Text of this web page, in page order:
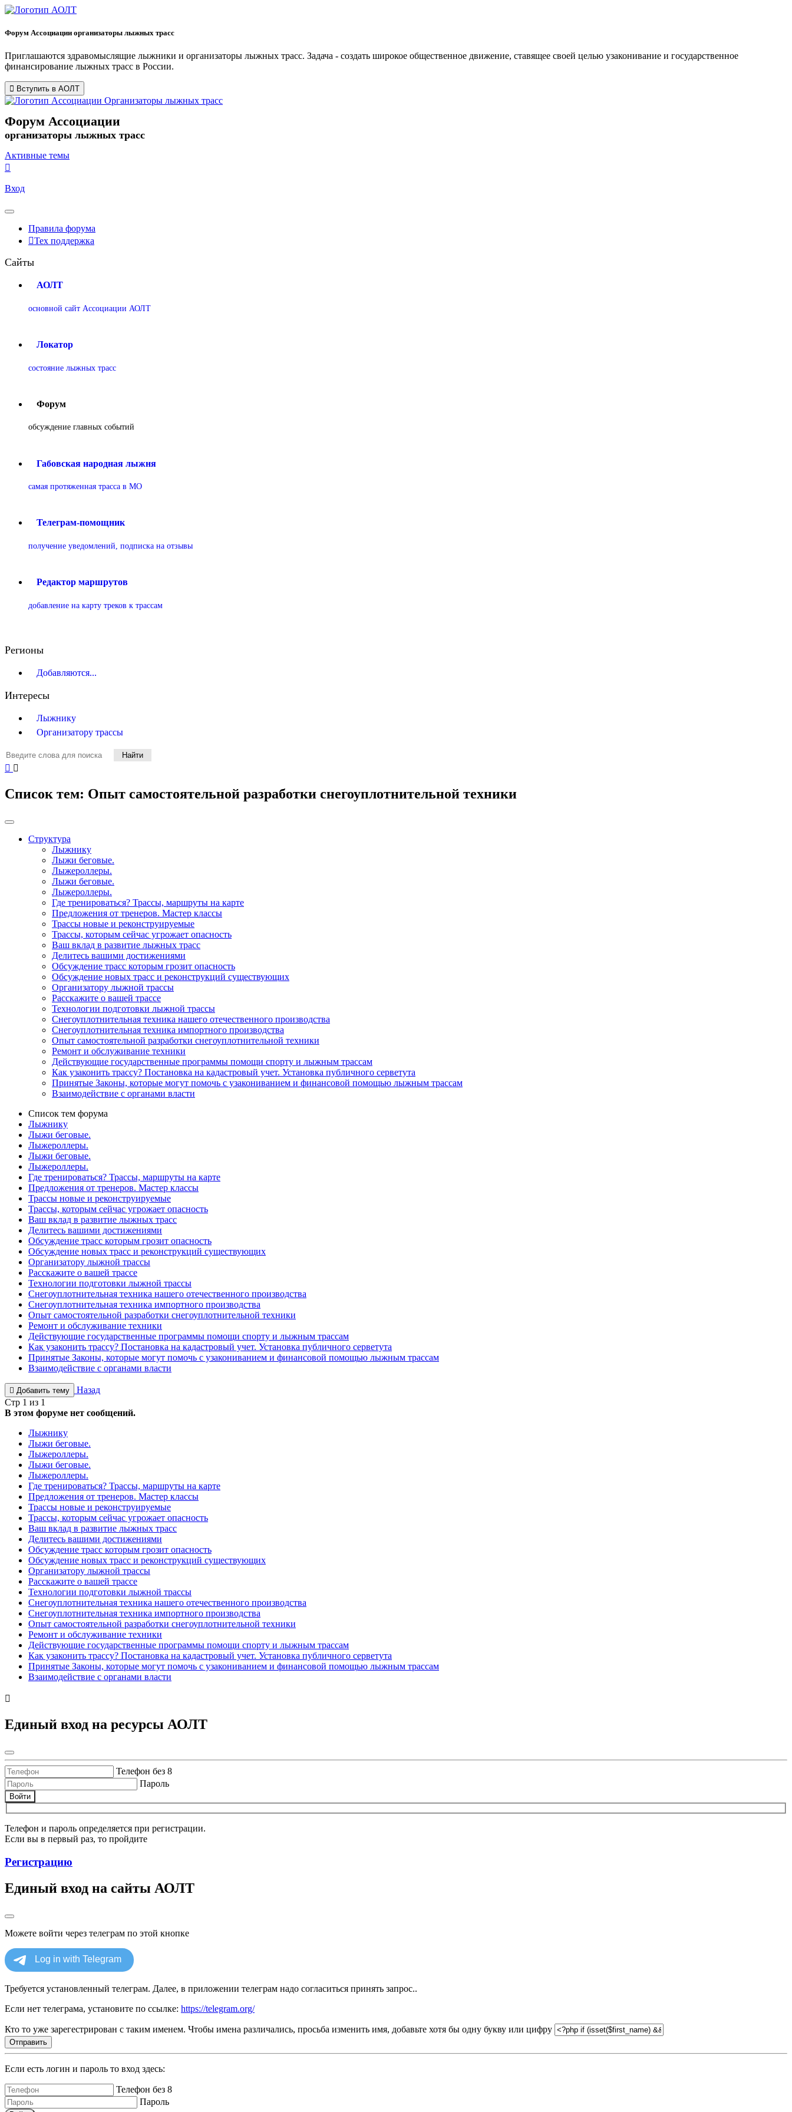
Форум Ассоциации организаторы лыжных трасс
Приглашаются здравомыслящие лыжники и организаторы лыжных трасс. Задача - создать широкое общественное движение, ставящее своей целью узаконивание и государственное
финансирование лыжных трасс в России.
Вступить в АОЛТ
Форум Ассоциации
организаторы лыжных трасс
Активные темы
Вход
Правила форума
Тех поддержка
Сайты
АОЛТ
основной сайт Ассоциации АОЛТ
Локатор
состояние лыжных трасс
Форум
обсуждение главных событий
Габовская народная лыжня
самая протяженная трасса в МО
Телеграм-помощник
получение уведомлений, подписка на отзывы
Редактор маршрутов
добавление на карту треков к трассам
Регионы
Добавляются...
Интересы
Лыжнику
Организатору трассы
Найти
Список тем: Опыт самостоятельной разработки снегоуплотнительной техники
Структура
Лыжнику
Лыжи беговые.
Лыжероллеры.
Лыжи беговые.
Лыжероллеры.
Где тренироваться? Трассы, маршруты на карте
Предложения от тренеров. Мастер классы
Трассы новые и реконструируемые
Трассы, которым сейчас угрожает опасность
Ваш вклад в развитие лыжных трасс
Делитесь вашими достижениями
Обсуждение трасс которым грозит опасность
Обсуждение новых трасс и реконструкций существующих
Организатору лыжной трассы
Расскажите о вашей трассе
Технологии подготовки лыжной трассы
Снегоуплотнительная техника нашего отечественного производства
Снегоуплотнительная техника импортного производства
Опыт самостоятельной разработки снегоуплотнительной техники
Ремонт и обслуживание техники
Действующие государственные программы помощи спорту и лыжным трассам
Как узаконить трассу? Постановка на кадастровый учет. Установка публичного серветута
Принятые Законы, которые могут помочь с узакониванием и финансовой помощью лыжным трассам
Взаимодействие с органами власти
Список тем форума
Лыжнику
Лыжи беговые.
Лыжероллеры.
Лыжи беговые.
Лыжероллеры.
Где тренироваться? Трассы, маршруты на карте
Предложения от тренеров. Мастер классы
Трассы новые и реконструируемые
Трассы, которым сейчас угрожает опасность
Ваш вклад в развитие лыжных трасс
Делитесь вашими достижениями
Обсуждение трасс которым грозит опасность
Обсуждение новых трасс и реконструкций существующих
Организатору лыжной трассы
Расскажите о вашей трассе
Технологии подготовки лыжной трассы
Снегоуплотнительная техника нашего отечественного производства
Снегоуплотнительная техника импортного производства
Опыт самостоятельной разработки снегоуплотнительной техники
Ремонт и обслуживание техники
Действующие государственные программы помощи спорту и лыжным трассам
Как узаконить трассу? Постановка на кадастровый учет. Установка публичного серветута
Принятые Законы, которые могут помочь с узакониванием и финансовой помощью лыжным трассам
Взаимодействие с органами власти
Добавить тему
Назад
Стр 1 из 1
В этом форуме нет сообщений.
Лыжнику
Лыжи беговые.
Лыжероллеры.
Лыжи беговые.
Лыжероллеры.
Где тренироваться? Трассы, маршруты на карте
Предложения от тренеров. Мастер классы
Трассы новые и реконструируемые
Трассы, которым сейчас угрожает опасность
Ваш вклад в развитие лыжных трасс
Делитесь вашими достижениями
Обсуждение трасс которым грозит опасность
Обсуждение новых трасс и реконструкций существующих
Организатору лыжной трассы
Расскажите о вашей трассе
Технологии подготовки лыжной трассы
Снегоуплотнительная техника нашего отечественного производства
Снегоуплотнительная техника импортного производства
Опыт самостоятельной разработки снегоуплотнительной техники
Ремонт и обслуживание техники
Действующие государственные программы помощи спорту и лыжным трассам
Как узаконить трассу? Постановка на кадастровый учет. Установка публичного серветута
Принятые Законы, которые могут помочь с узакониванием и финансовой помощью лыжным трассам
Взаимодействие с органами власти
Единый вход на ресурсы АОЛТ
Телефон без 8
Пароль
Войти
Телефон и пароль определяется при регистрации.
Если вы в первый раз, то пройдите
Регистрацию
Единый вход на сайты АОЛТ
Можете войти через телеграм по этой кнопке
Требуется установленный телеграм. Далее, в приложении телеграм надо согласиться принять запрос..
Если нет телеграма, установите по ссылке: https://telegram.org/
Кто то уже зарегестрирован с таким именем. Чтобы имена различались, просьба изменить имя, добавьте хотя бы одну букву или цифру
Отправить
Если есть логин и пароль то вход здесь:
Телефон без 8
Пароль